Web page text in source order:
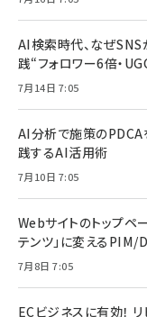
AI検索時代、なぜSNS
践“フォロワー6倍・
7月14日 7:05
AI分析で施策の
践するAI活用術
7月10日 7:05
Webサイトのトップペ
テンツ」に変えるPIM/
7月8日 7:05
ECビジネスに有効！